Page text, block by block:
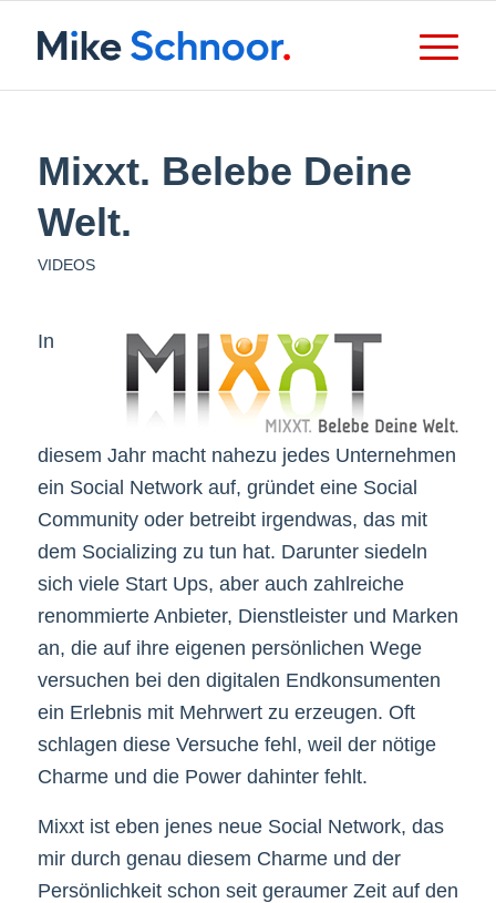
Mixxt. Belebe Deine
Welt.
VIDEOS
In
diesem Jahr macht nahezu jedes Unternehmen
ein Social Network auf, gründet eine Social
Community oder betreibt irgendwas, das mit
dem Socializing zu tun hat. Darunter siedeln
sich viele Start Ups, aber auch zahlreiche
renommierte Anbieter, Dienstleister und Marken
an, die auf ihre eigenen persönlichen Wege
versuchen bei den digitalen Endkonsumenten
ein Erlebnis mit Mehrwert zu erzeugen. Oft
schlagen diese Versuche fehl, weil der nötige
Charme und die Power dahinter fehlt.
Mixxt ist eben jenes neue Social Network, das
mir durch genau diesem Charme und der
Persönlichkeit schon seit geraumer Zeit auf den